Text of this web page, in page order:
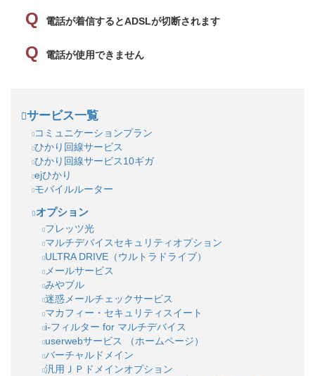
電話が着信するとADSLが切断されます
電話が使用できません
サービス一覧
コミュニケーションプラン
ひかり回線サービス
ひかり回線サービス10ギガ
ejひかり
モバイルルーター
オプション
フレッツ光
マルチデバイスセキュリティオプション
ULTRA DRIVE（ウルトラドライブ）
メールサービス
みやブル
迷惑メールチェックサービス
マカフィー・セキュリティスイート
i-フィルター for マルチデバイス
userwebサービス （ホームページ）
バーチャルドメイン
汎用ＪＰドメインオプション